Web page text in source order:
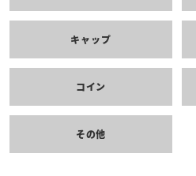
キャップ
コイン
その他